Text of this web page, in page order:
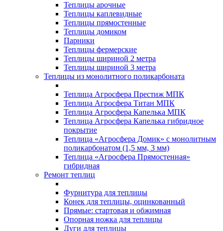
Теплицы арочные
Теплицы каплевидные
Теплицы прямостенные
Теплицы домиком
Парники
Теплицы фермерские
Теплицы шириной 2 метра
Теплицы шириной 3 метра
Теплицы из монолитного поликарбоната
Теплица Агросфера Престиж МПК
Теплица Агросфера Титан МПК
Теплица Агросфера Капелька МПК
Теплица Агросфера Капелька гибридное
покрытие
Теплица «Агросфера Домик» с монолитным
поликарбонатом (1,5 мм, 3 мм)
Теплица «Агросфера Прямостенная»
гибридная
Ремонт теплиц
Фурнитура для теплицы
Конек для теплицы, оцинкованный
Прямые: стартовая и обжимная
Опорная ножка для теплицы
Дуги для теплицы